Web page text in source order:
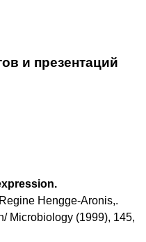
и презентаций
Hengge-Aronis,.
Microbiology (1999), 145,